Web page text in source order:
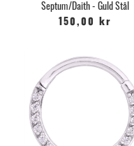
Septum/Daith - Guld Stål
150,00 kr